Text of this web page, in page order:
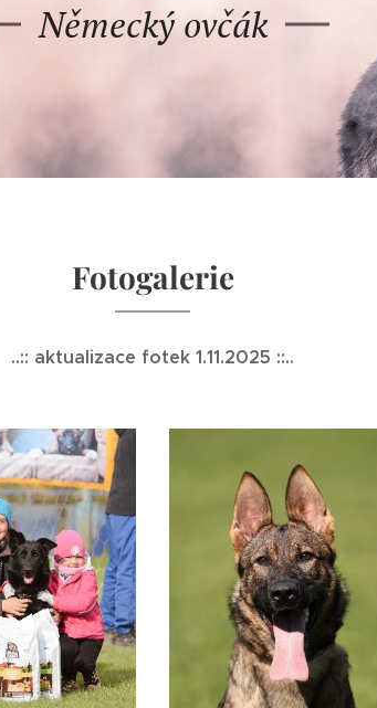
Německý ovčák
Fotogalerie
..:: aktualizace fotek 1.11.2025 ::..